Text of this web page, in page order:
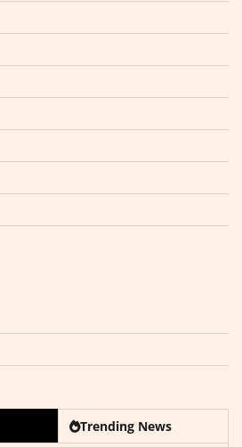
Trending News